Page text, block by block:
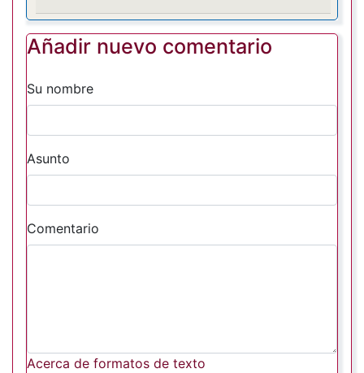
Añadir nuevo comentario
Su nombre
Asunto
Comentario
Acerca de formatos de texto